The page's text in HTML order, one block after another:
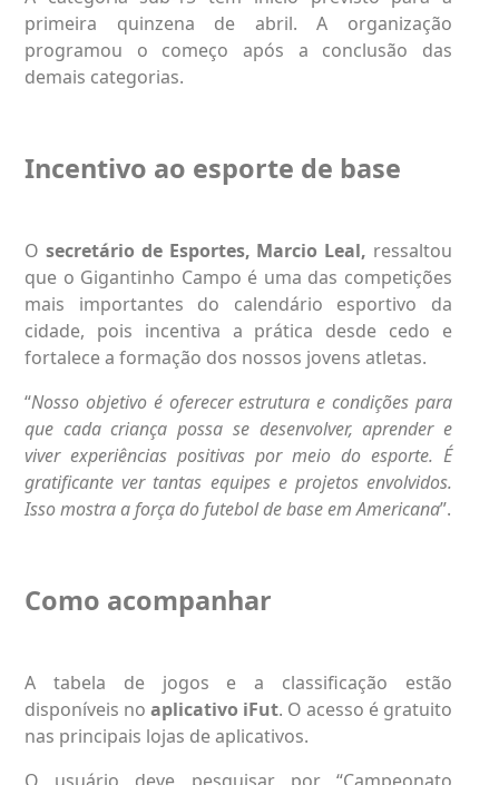
primeira quinzena de abril. A organização
programou o começo após a conclusão das
demais categorias.
Incentivo ao esporte de base
O secretário de Esportes, Marcio Leal, ressaltou
que o Gigantinho Campo é uma das competições
mais importantes do calendário esportivo da
cidade, pois incentiva a prática desde cedo e
fortalece a formação dos nossos jovens atletas.
“Nosso objetivo é oferecer estrutura e condições para
que cada criança possa se desenvolver, aprender e
viver experiências positivas por meio do esporte. É
gratificante ver tantas equipes e projetos envolvidos.
Isso mostra a força do futebol de base em Americana”.
Como acompanhar
A tabela de jogos e a classificação estão
disponíveis no aplicativo iFut. O acesso é gratuito
nas principais lojas de aplicativos.